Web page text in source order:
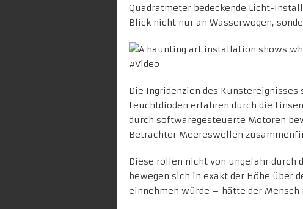
Quadratmeter bedeckende Licht-
Blick nicht nur an Wasserwogen,
Die Ingridenzien des Kunstereignisses
Leuchtdioden erfahren durch die
durch softwaregesteuerte Motoren
Betrachter Meereswellen
Diese rollen nicht von ungefähr durch
bewegen sich in exakt der Höhe über
einnehmen würde – hätte der